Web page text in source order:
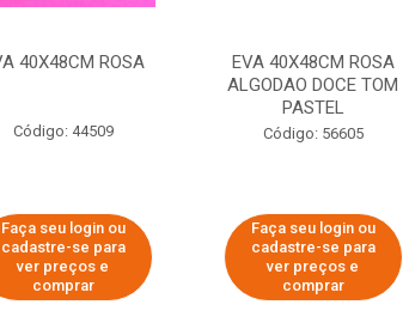
40X48CM ROSA
Código: 44509
Faça seu login ou
cadastre-se para
ver preços e
comprar
EVA 40X48CM ROSA
ALGODAO DOCE TOM
PASTEL
Código: 56605
Faça seu login ou
cadastre-se para
ver preços e
comprar